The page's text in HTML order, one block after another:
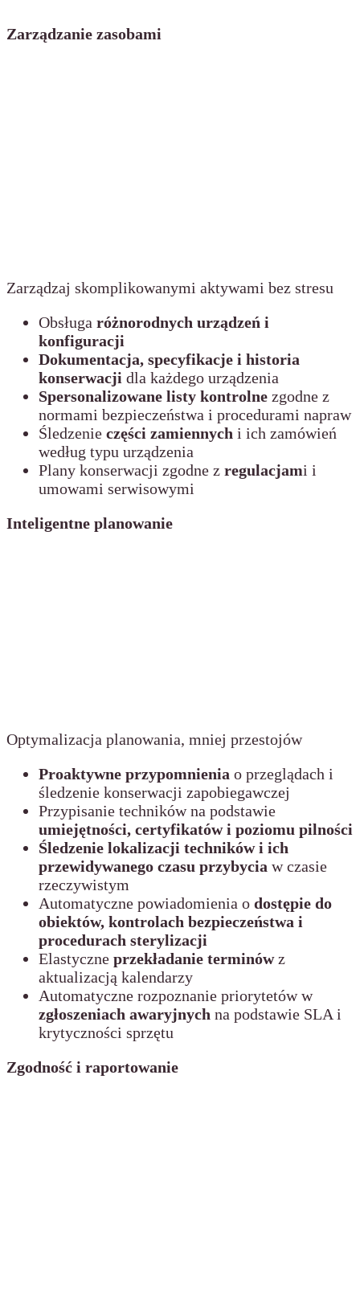
Zarządzanie zasobami
Zarządzaj skomplikowanymi aktywami bez stresu
Obsługa różnorodnych urządzeń i
konfiguracji
Dokumentacja, specyfikacje i historia
konserwacji dla każdego urządzenia
Spersonalizowane listy kontrolne zgodne z
normami bezpieczeństwa i procedurami napraw
Śledzenie części zamiennych i ich zamówień
według typu urządzenia
Plany konserwacji zgodne z regulacjami i
umowami serwisowymi
Inteligentne planowanie
Optymalizacja planowania, mniej przestojów
Proaktywne przypomnienia o przeglądach i
śledzenie konserwacji zapobiegawczej
Przypisanie techników na podstawie
umiejętności, certyfikatów i poziomu pilności
Śledzenie lokalizacji techników i ich
przewidywanego czasu przybycia w czasie
rzeczywistym
Automatyczne powiadomienia o dostępie do
obiektów, kontrolach bezpieczeństwa i
procedurach sterylizacji
Elastyczne przekładanie terminówz
aktualizacją kalendarzy
Automatyczne rozpoznanie priorytetów w
zgłoszeniach awaryjnych na podstawie SLA i
krytyczności sprzętu
Zgodność i raportowanie